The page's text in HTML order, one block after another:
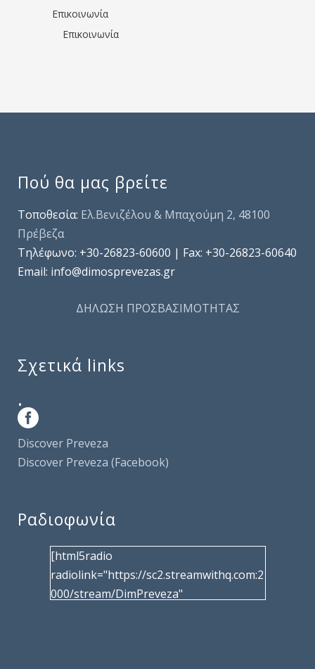
Επικοινωνία
Επικοινωνία
Πού θα μας βρείτε
Τοποθεσία: Ελ.Βενιζέλου & Μπαχούμη 2, 48100
Πρέβεζα
Τηλέφωνo: +30-26823-60600 | Fax: +30-26823-60640
Email: info@dimosprevezas.gr
ΔΗΛΩΣΗ ΠΡΟΣΒΑΣΙΜΟΤΗΤΑΣ
Σχετικά links
.
Discover Preveza
Discover Preveza (Facebook)
Ραδιοφωνία
[html5radio
radiolink="https://sc2.streamwithq.com:2
000/stream/DimPreveza"